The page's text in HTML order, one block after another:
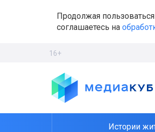
Продолжая
соглашаетесь на
16+
Истории